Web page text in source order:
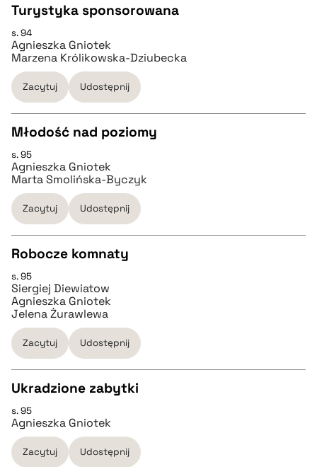
BIBTEX
pobierz cytat
CZYSTY TEKST
pobierz cytat
pobierz cytat
Turystyka sponsorowana
s. 94
Agnieszka Gniotek
Marzena Królikowska-Dziubecka
Zacytuj Udostępnij
CZYSTY TEKST
pobierz cytat
pobierz cytat
Młodość nad poziomy
s. 95
Agnieszka Gniotek
Marta Smolińska-Byczyk
Zacytuj Udostępnij
CZYSTY TEKST
pobierz cytat
Robocze komnaty
s. 95
Siergiej Diewiatow
Agnieszka Gniotek
Jelena Żurawlewa
Zacytuj Udostępnij
CZYSTY TEKST
pobierz cytat
Ukradzione zabytki
s. 95
Agnieszka Gniotek
Zacytuj Udostępnij